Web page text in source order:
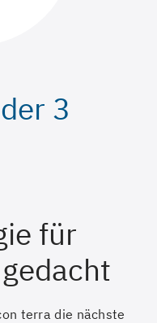
3
für
terra die nächste